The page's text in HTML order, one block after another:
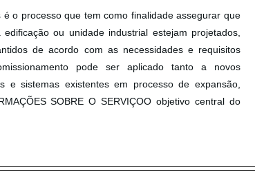
o processo que tem como finalidade assegurar que
ou unidade industrial estejam projetados,
de acordo com as necessidades e requisitos
pode ser aplicado tanto a novos
e sistemas existentes em processo de expansão,
SOBRE O SERVIÇOO objetivo central do